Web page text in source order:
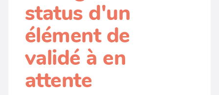
status d'un
élément de
validé à en
attente